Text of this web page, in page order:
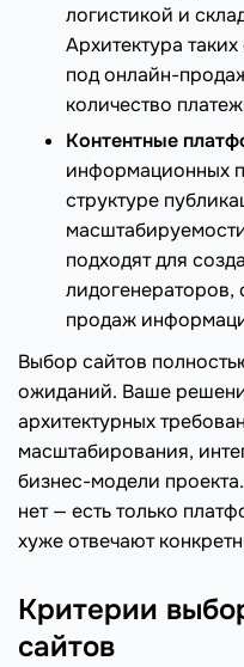
логистикой и
Архитектура
под онлайн-
количество
Контентные
информационных
структуре
подходят для
лидогенераторов,
продаж
Выбор сайтов
ожиданий. Ваше
архитектурных
масштабирования,
бизнес-модели
нет — есть только
хуже отвечают
Критерии
сайтов